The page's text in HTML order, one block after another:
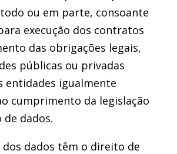
ou em parte, consoante
execução dos contratos
das obrigações legais,
públicas ou privadas
entidades igualmente
cumprimento da legislação
dados.
dados têm o direito de